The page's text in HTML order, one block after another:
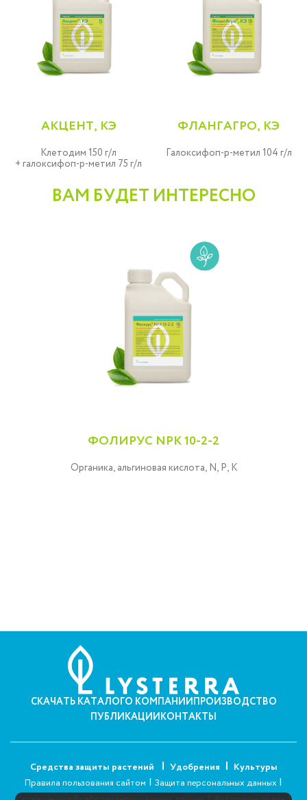
АКЦЕНТ, КЭ
Клетодим 150 г/л
+ галоксифоп-р-метил 75 г/л
ФЛАНГАГРО, КЭ
Галоксифоп-p-метил 104 г/л
ВАМ БУДЕТ ИНТЕРЕСНО
ФОЛИРУС NPK 10-2-2
Органика, альгиновая кислота, N, P, K
СКАЧАТЬ КАТАЛОГО КОМПАНИИПРОИЗВОДСТВО
ПУБЛИКАЦИИКОНТАКТЫ
Средства защиты растений Удобрения Культуры
Правила пользования сайтом | Защита персональных данных |